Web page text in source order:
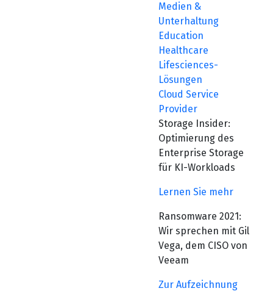
Medien &
Unterhaltung
Education
Healthcare
Lifesciences-
Lösungen
Cloud Service
Provider
Storage Insider:
Optimierung des
Enterprise Storage
für KI-Workloads
Lernen Sie mehr
Ransomware 2021:
Wir sprechen mit Gil
Vega, dem CISO von
Veeam
Zur Aufzeichnung